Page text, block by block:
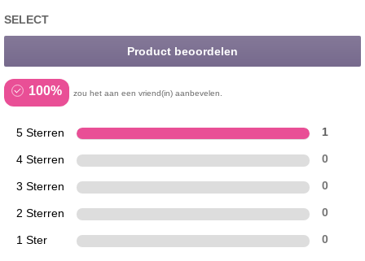
SELECT
Product beoordelen
100% zou het aan een vriend(in) aanbevelen.
5 Sterren 1
4 Sterren 0
3 Sterren 0
2 Sterren 0
1 Ster 0